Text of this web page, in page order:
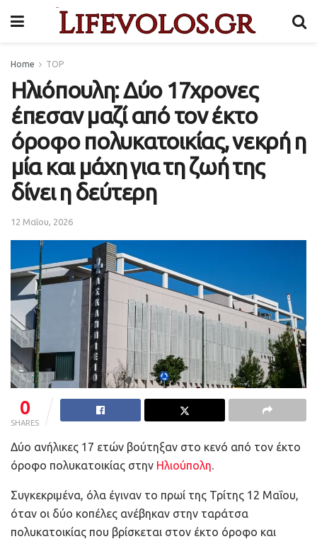
Home TOP
Ηλιόπουλη: Δύο 17χρονες
έπεσαν μαζί από τον έκτο
όροφο πολυκατοικίας, νεκρή η
μία και μάχη για τη ζωή της
δίνει η δεύτερη
12 Μαΐου, 2026
0
SHARES
Δύο ανήλικες 17 ετών βούτηξαν στο κενό από τον έκτο
όροφο πολυκατοικίας στην Ηλιούπολη.
Συγκεκριμένα, όλα έγιναν το πρωί της Τρίτης 12 Μαΐου,
όταν οι δύο κοπέλες ανέβηκαν στην ταράτσα
πολυκατοικίας που βρίσκεται στον έκτο όροφο και